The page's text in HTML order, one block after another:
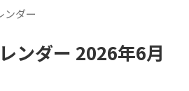
ンダー
ンダー 2026年6月